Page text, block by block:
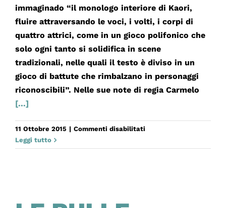
immaginado “il monologo interiore di Kaori,
fluire attraversando le voci, i volti, i corpi di
quattro attrici, come in un gioco polifonico che
solo ogni tanto si solidifica in scene
tradizionali, nelle quali il testo è diviso in un
gioco di battute che rimbalzano in personaggi
riconoscibili”. Nelle sue note di regia Carmelo
[...]
11 Ottobre 2015 | Commenti disabilitatisu
CHAN
Leggi tutto